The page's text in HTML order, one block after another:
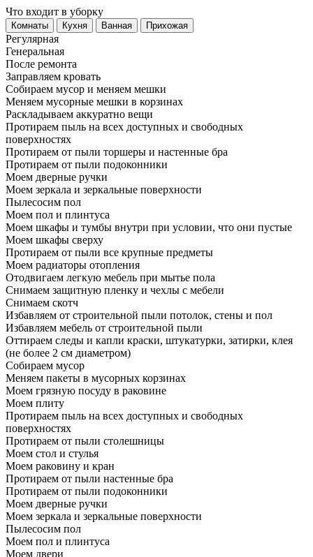
Что входит в уборку
Регу­лярная
Гене­ральная
После ремонта
Заправляем кровать
Собираем мусор и меняем мешки
Меняем мусорные мешки в корзинах
Раскладываем аккуратно вещи
Протираем пыль на всех доступных и свободных
поверхностях
Протираем от пыли торшеры и настенные бра
Протираем от пыли подоконники
Моем дверные ручки
Моем зеркала и зеркальные поверхности
Пылесосим пол
Моем пол и плинтуса
Моем шкафы и тумбы внутри при условии, что они пустые
Моем шкафы сверху
Протираем от пыли все крупные предметы
Моем радиаторы отопления
Отодвигаем легкую мебель при мытье пола
Снимаем защитную пленку и чехлы с мебели
Снимаем скотч
Избавляем от строительной пыли потолок, стены и пол
Избавляем мебель от строительной пыли
Оттираем следы и капли краски, штукатурки, затирки, клея
(не более 2 см диаметром)
Собираем мусор
Меняем пакеты в мусорных корзинах
Моем грязную посуду в раковине
Моем плиту
Протираем пыль на всех доступных и свободных
поверхностях
Протираем от пыли столешницы
Моем стол и стулья
Моем раковину и кран
Протираем от пыли настенные бра
Протираем от пыли подоконники
Моем дверные ручки
Моем зеркала и зеркальные поверхности
Пылесосим пол
Моем пол и плинтуса
Моем двери